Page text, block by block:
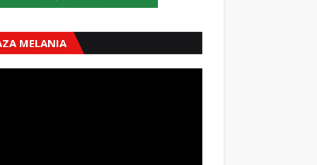
MELANIA